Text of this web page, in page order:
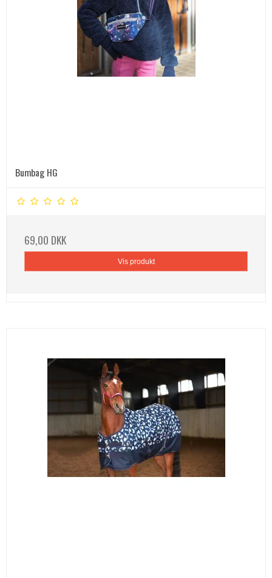
Bumbag HG
69,00 DKK
Vis produkt